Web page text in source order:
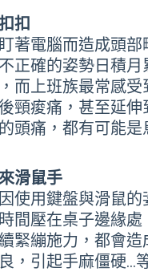
扣
著電腦而造成頭
正確的姿勢日積月
而上班族最常感
頸痠痛，甚至延伸
頭痛，都有可能是
滑鼠手
因使用鍵盤與滑鼠
間壓在桌子邊緣
緊繃施力，都會
，引起手麻僵硬…